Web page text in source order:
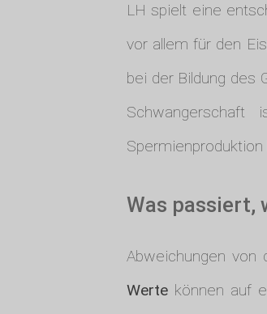
LH spielt eine
vor allem für den
bei der Bildung des
Was passiert,
Abweichungen von
Wertekönnen auf